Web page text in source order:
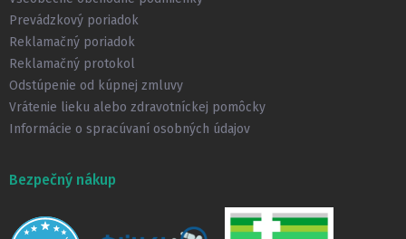
Prevádzkový poriadok
Reklamačný poriadok
Reklamačný protokol
Odstúpenie od kúpnej zmluvy
Vrátenie lieku alebo zdravotníckej pomôcky
Informácie o spracúvaní osobných údajov
Bezpečný nákup